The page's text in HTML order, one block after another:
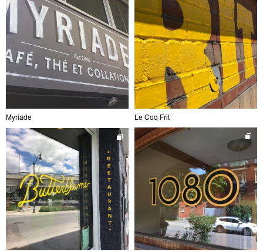
Myriade Le Coq Frit